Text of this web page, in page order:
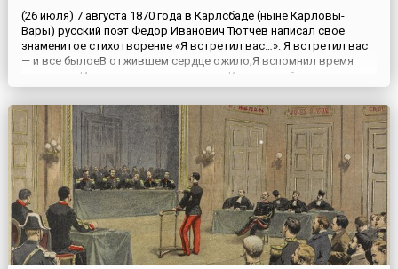
(26 июля) 7 августа 1870 года в Карлсбаде (ныне Карловы-
Вары) русский поэт Федор Иванович Тютчев написал свое
знаменитое стихотворение «Я встретил вас…»: Я встретил вас
— и все былоеВ отжившем сердце ожило;Я вспомнил время
золотое —И сердцу стало так тепло…Как поздней осени
пороюБывают дни, бывает час,Когда повеет вдруг весноюИ
что-то встрепенется в нас, —Так, весь обвеян д...